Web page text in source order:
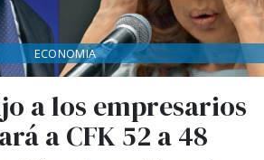
a los empresarios
a CFK 52 a 48
ECONOMIA